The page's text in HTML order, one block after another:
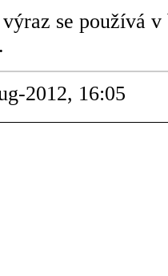
se používá
2012, 16:05